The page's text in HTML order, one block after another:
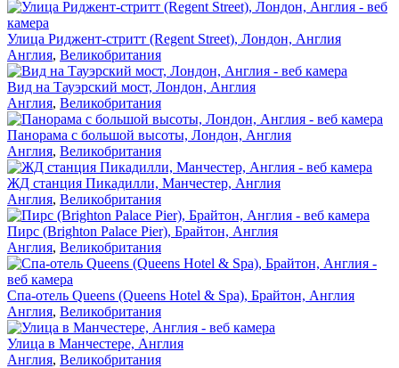
Улица Риджент-стритт (Regent Street), Лондон, Англия
Англия, Великобритания
Вид на Тауэрский мост, Лондон, Англия
Англия, Великобритания
Панорама с большой высоты, Лондон, Англия
Англия, Великобритания
ЖД станция Пикадилли, Манчестер, Англия
Англия, Великобритания
Пирс (Brighton Palace Pier), Брайтон, Англия
Англия, Великобритания
Спа-отель Queens (Queens Hotel & Spa), Брайтон, Англия
Англия, Великобритания
Улица в Манчестере, Англия
Англия, Великобритания